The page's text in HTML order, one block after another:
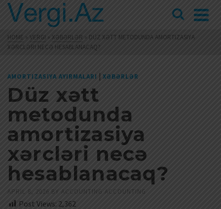
HOME » VERGI » XƏBƏRLƏR » DÜZ XƏTT METODUNDA AMORTIZASIYA
XƏRCLƏRI NECƏ HESABLANACAQ?
AMORTIZASIYA AYIRMALARI | XƏBƏRLƏR
Düz xətt
metodunda
amortizasiya
xərcləri necə
hesablanacaq?
APRIL 8, 2026 BY ACCOUNTING ACCOUNTING
Post Views: 2,362